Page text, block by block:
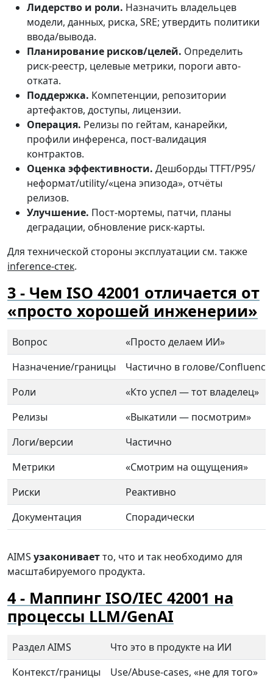
Лидерство и роли. Назначить владельцев
модели, данных, риска, SRE; утвердить политики
ввода/вывода.
Планирование рисков/целей. Определить
риск-реестр, целевые метрики, пороги автo-
отката.
Поддержка. Компетенции, репозитории
артефактов, доступы, лицензии.
Операция. Релизы по гейтам, канарейки,
профили инференса, пост-валидация
контрактов.
Оценка эффективности. Дешборды TTFT/P95/
неформат/utility/«цена эпизода», отчёты
релизов.
Улучшение. Пост-мортемы, патчи, планы
деградации, обновление риск-карты.
Для технической стороны эксплуатации см. также
inference-стек.
Чем ISO 42001 отличается от
«просто хорошей инженерии»
Вопрос
«Просто делаем ИИ»
Назначение/границы
Частично в голове/Confluence
Роли
«Кто успел — тот владелец»
Релизы
«Выкатили — посмотрим»
Логи/версии
Частично
Метрики
«Смотрим на ощущения»
Риски
Реактивно
Документация
Спорадически
AIMS узакониваетто, что и так необходимо для
масштабируемого продукта.
Маппинг ISO/IEC 42001 на
процессы LLM/GenAI
Раздел AIMS
Что это в продукте на ИИ
Контекст/границы
Use/Abuse-cases, «не для того»